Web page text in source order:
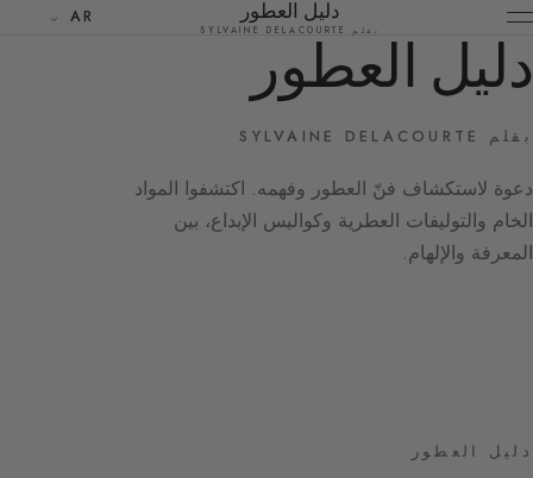
دليل العطور
بقلم SYLVAINE DELACOURTE
AR
دليل العطور
بقلم SYLVAINE DELACOURTE
دعوة لاستكشاف فنّ العطور وفهمه. اكتشفوا المواد
الخام والتوليفات العطرية وكواليس الإبداع، بين
المعرفة والإلهام.
دليل العطور